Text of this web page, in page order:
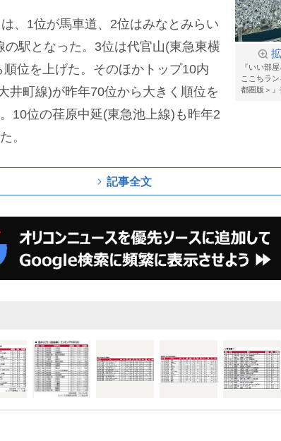
『いい部
ここちラ
都圏版＞』
は、1位が馬車道、2位はみなとみらい
の駅となった。3位は代官山(東急東横
位を上げた。そのほかトップ10内
井町線)が昨年70位から大きく順位を
10位の荏原中延(東急池上線)も昨年2
。
記事全文